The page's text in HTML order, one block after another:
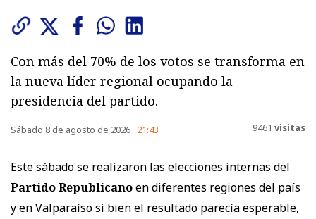
Con más del 70% de los votos se transforma en
la nueva líder regional ocupando la
presidencia del partido.
Sábado 8 de agosto de 2026 21:43 9461 visitas
Este sábado se realizaron las elecciones internas del
Partido Republicanoen diferentes regiones del país
y en Valparaíso si bien el resultado parecía esperable,